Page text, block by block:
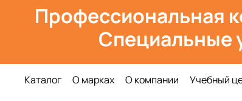
Профессиональная
Специальные
Каталог О марках О компании Учебный